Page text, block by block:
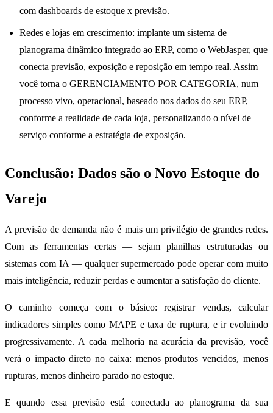
com dashboards de estoque x previsão.
Redes e lojas em crescimento: implante um sistema de
planograma dinâmico integrado ao ERP, como o WebJasper, que
conecta previsão, exposição e reposição em tempo real. Assim
você torna o GERENCIAMENTO POR CATEGORIA, num
processo vivo, operacional, baseado nos dados do seu ERP,
conforme a realidade de cada loja, personalizando o nível de
serviço conforme a estratégia de exposição.
Conclusão: Dados são o Novo Estoque do
Varejo
A previsão de demanda não é mais um privilégio de grandes redes.
Com as ferramentas certas — sejam planilhas estruturadas ou
sistemas com IA — qualquer supermercado pode operar com muito
mais inteligência, reduzir perdas e aumentar a satisfação do cliente.
O caminho começa com o básico: registrar vendas, calcular
indicadores simples como MAPE e taxa de ruptura, e ir evoluindo
progressivamente. A cada melhoria na acurácia da previsão, você
verá o impacto direto no caixa: menos produtos vencidos, menos
rupturas, menos dinheiro parado no estoque.
E quando essa previsão está conectada ao planograma da sua